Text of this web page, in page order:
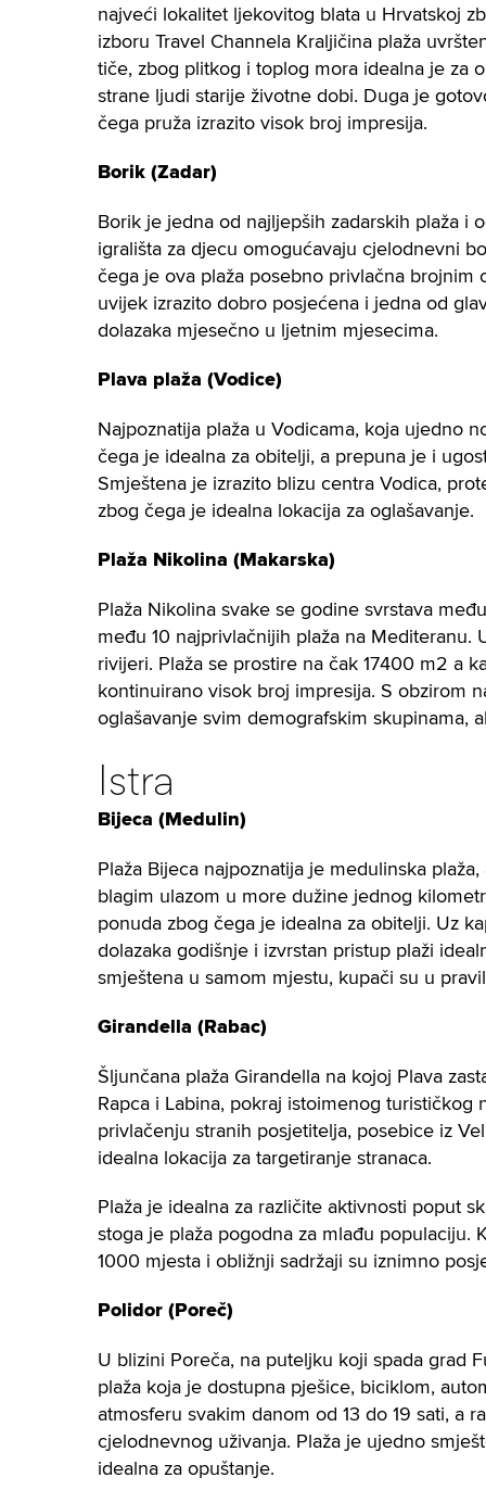
najveći lokalitet ljekovitog blata u Hrvatskoj
izboru Travel Channela Kraljičina plaža
tiče, zbog plitkog i toplog mora idealna je za
strane ljudi starije životne dobi. Duga je
čega pruža izrazito visok broj impresija.
Borik (Zadar)
Borik je jedna od najljepših zadarskih plaža i
igrališta za djecu omogućavaju cjelodnevni
čega je ova plaža posebno privlačna
uvijek izrazito dobro posjećena i jedna od
dolazaka mjesečno u ljetnim mjesecima.
Plava plaža (Vodice)
Najpoznatija plaža u Vodicama, koja ujedno
čega je idealna za obitelji, a prepuna je i
Smještena je izrazito blizu centra Vodica,
zbog čega je idealna lokacija za oglašavanje.
Plaža Nikolina (Makarska)
Plaža Nikolina svake se godine svrstava
među 10 najprivlačnijih plaža na Mediteranu.
rivijeri. Plaža se prostire na čak 17400 m2 a
kontinuirano visok broj impresija. S obzirom
oglašavanje svim demografskim skupinama,
Istra
Bijeca (Medulin)
Plaža Bijeca najpoznatija je medulinska
blagim ulazom u more dužine jednog
ponuda zbog čega je idealna za obitelji. Uz
dolazaka godišnje i izvrstan pristup plaži
smještena u samom mjestu, kupači su u
Girandella (Rabac)
Šljunčana plaža Girandella na kojoj Plava
Rapca i Labina, pokraj istoimenog
privlačenju stranih posjetitelja, posebice iz
idealna lokacija za targetiranje stranaca.
Plaža je idealna za različite aktivnosti poput
stoga je plaža pogodna za mlađu populaciju.
1000 mjesta i obližnji sadržaji su iznimno
Polidor (Poreč)
U blizini Poreča, na puteljku koji spada grad
plaža koja je dostupna pješice, biciklom,
atmosferu svakim danom od 13 do 19 sati, a
cjelodnevnog uživanja. Plaža je ujedno
idealna za opuštanje.